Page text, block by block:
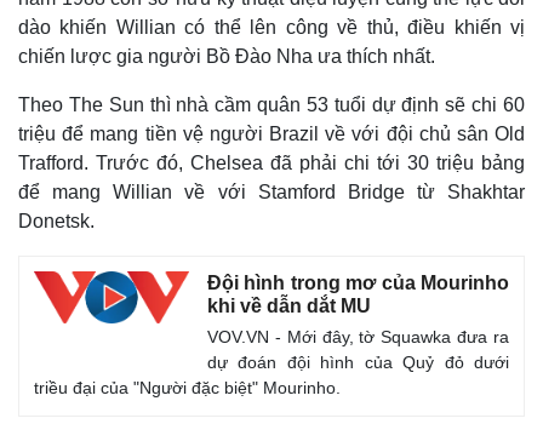
dào khiến Willian có thể lên công về thủ, điều khiến vị
chiến lược gia người Bồ Đào Nha ưa thích nhất.
Theo The Sun thì nhà cầm quân 53 tuổi dự định sẽ chi 60
triệu để mang tiền vệ người Brazil về với đội chủ sân Old
Trafford. Trước đó, Chelsea đã phải chi tới 30 triệu bảng
để mang Willian về với Stamford Bridge từ Shakhtar
Donetsk.
Đội hình trong mơ của Mourinho
khi về dẫn dắt MU
VOV.VN - Mới đây, tờ Squawka đưa ra
dự đoán đội hình của Quỷ đỏ dưới
triều đại của "Người đặc biệt" Mourinho.